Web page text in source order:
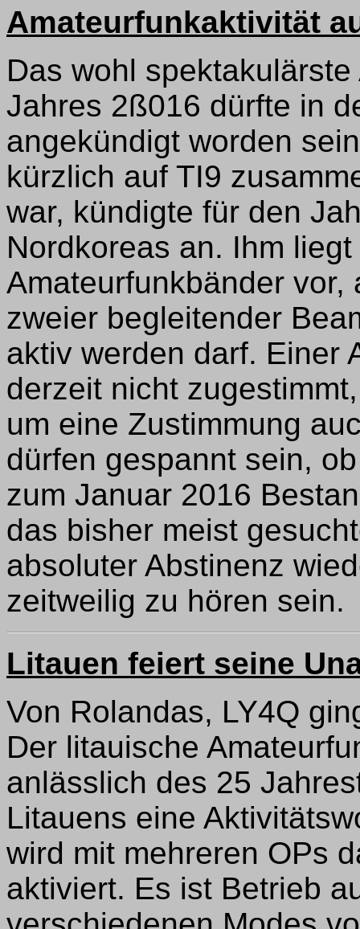
Amateurfunkaktivität
Das wohl
Jahres 2ß016 dürfte in
angekündigt worden
kürzlich auf TI9
war, kündigte für den
Nordkoreas an. Ihm
Amateurfunkbänder
zweier begleitender
aktiv werden darf. Einer
derzeit nicht
um eine Zustimmung
dürfen gespannt sein,
zum Januar 2016
das bisher meist
absoluter Abstinenz
zeitweilig zu hören sein.
Litauen feiert seine
Von Rolandas, LY4Q
Der litauische
anlässlich des 25
Litauens eine
wird mit mehreren OPs
aktiviert. Es ist Betrieb